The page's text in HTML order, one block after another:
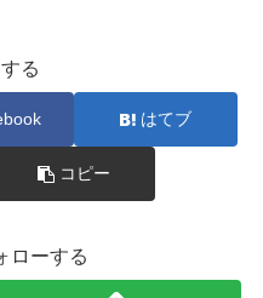
る
はてブ
コピー
ローする